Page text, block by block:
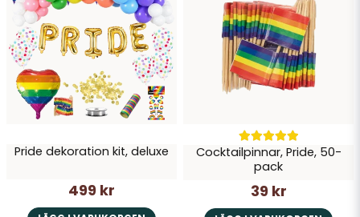
Pride dekoration kit, deluxe
499 kr
Cocktailpinnar, Pride, 50-
pack
39 kr